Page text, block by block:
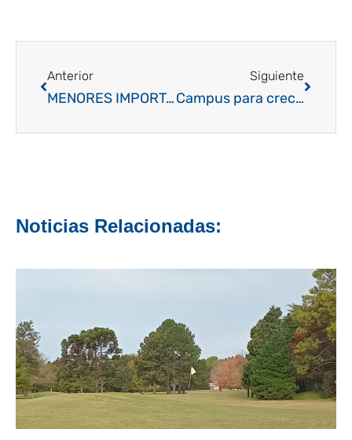
Anterior
MENORES IMPORTANTE: de ahora en mas la clasificación a los «nacionales» se hará a través del Ranking vigente tras disputar los torneos federativos
Siguiente
Campus para crecer: dos días intensos para preparar un año exigente y desafiante
Noticias Relacionadas: